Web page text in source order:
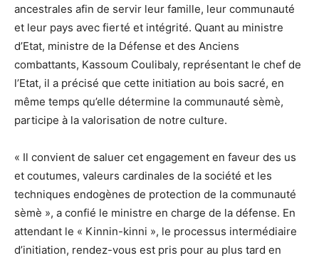
ancestrales afin de servir leur famille, leur communauté
et leur pays avec fierté et intégrité. Quant au ministre
d’Etat, ministre de la Défense et des Anciens
combattants, Kassoum Coulibaly, représentant le chef de
l’Etat, il a précisé que cette initiation au bois sacré, en
même temps qu’elle détermine la communauté sèmè,
participe à la valorisation de notre culture.
« Il convient de saluer cet engagement en faveur des us
et coutumes, valeurs cardinales de la société et les
techniques endogènes de protection de la communauté
sèmè », a confié le ministre en charge de la défense. En
attendant le « Kinnin-kinni », le processus intermédiaire
d’initiation, rendez-vous est pris pour au plus tard en